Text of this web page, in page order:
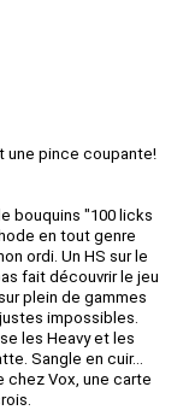
une pince coupante!
bouquins "100 licks
en tout genre
ordi. Un HS sur le
fait découvrir le jeu
plein de gammes
impossibles.
les Heavy et les
Sangle en cuir...
chez Vox, une carte